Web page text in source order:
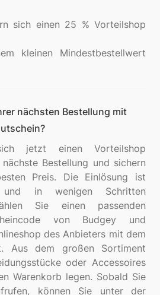
sich einen 25 % Vorteilshop
kleinen Mindestbestellwert
nächsten Bestellung mit
jetzt einen Vorteilshop
Bestellung und sichern
Preis. Die Einlösung ist
und in wenigen Schritten
Sie einen passenden
von Budgey und
des Anbieters mit dem
Aus dem großen Sortiment
oder Accessoires
Warenkorb legen. Sobald Sie
können Sie unter der